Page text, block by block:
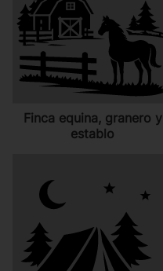
Finca equina, granero y
establo